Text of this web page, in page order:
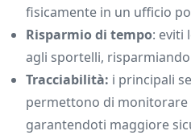
fisicamente in un ufficio
Risparmio di tempo: eviti
agli sportelli,
Tracciabilità: i principali
permettono di monitorare
garantendoti maggiore